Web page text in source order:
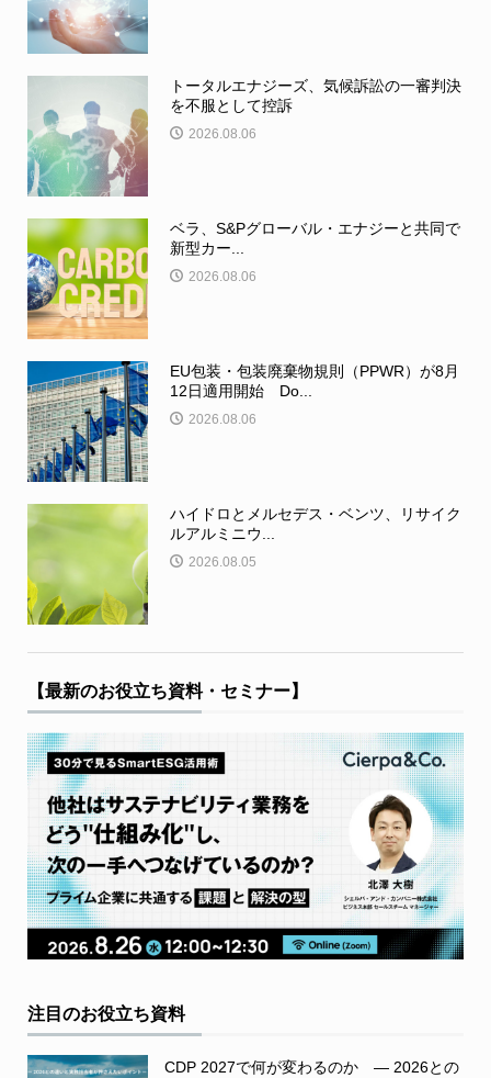
トータルエナジーズ、気候訴訟の一審判決
を不服として控訴
2026.08.06
ベラ、S&Pグローバル・エナジーと共同で
新型カー...
2026.08.06
EU包装・包装廃棄物規則（PPWR）が8月
12日適用開始 Do...
2026.08.06
ハイドロとメルセデス・ベンツ、リサイク
ルアルミニウ...
2026.08.05
【最新のお役立ち資料・セミナー】
注目のお役立ち資料
CDP 2027で何が変わるのか ― 2026との